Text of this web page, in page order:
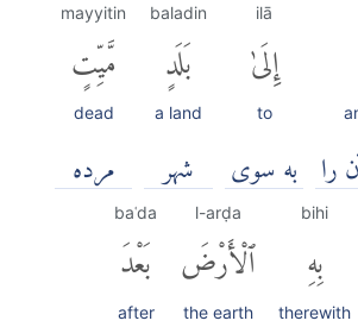
ilā
إِلَىٰ
to
به سوی
baladin
بَلَدٍ
a land
شهر
mayyitin
مَّيِّتٍ
dead
مرده
bihi
بِهِ
therewith
l-arḍa
ٱلْأَرْضَ
the earth
baʿda
بَعْدَ
after